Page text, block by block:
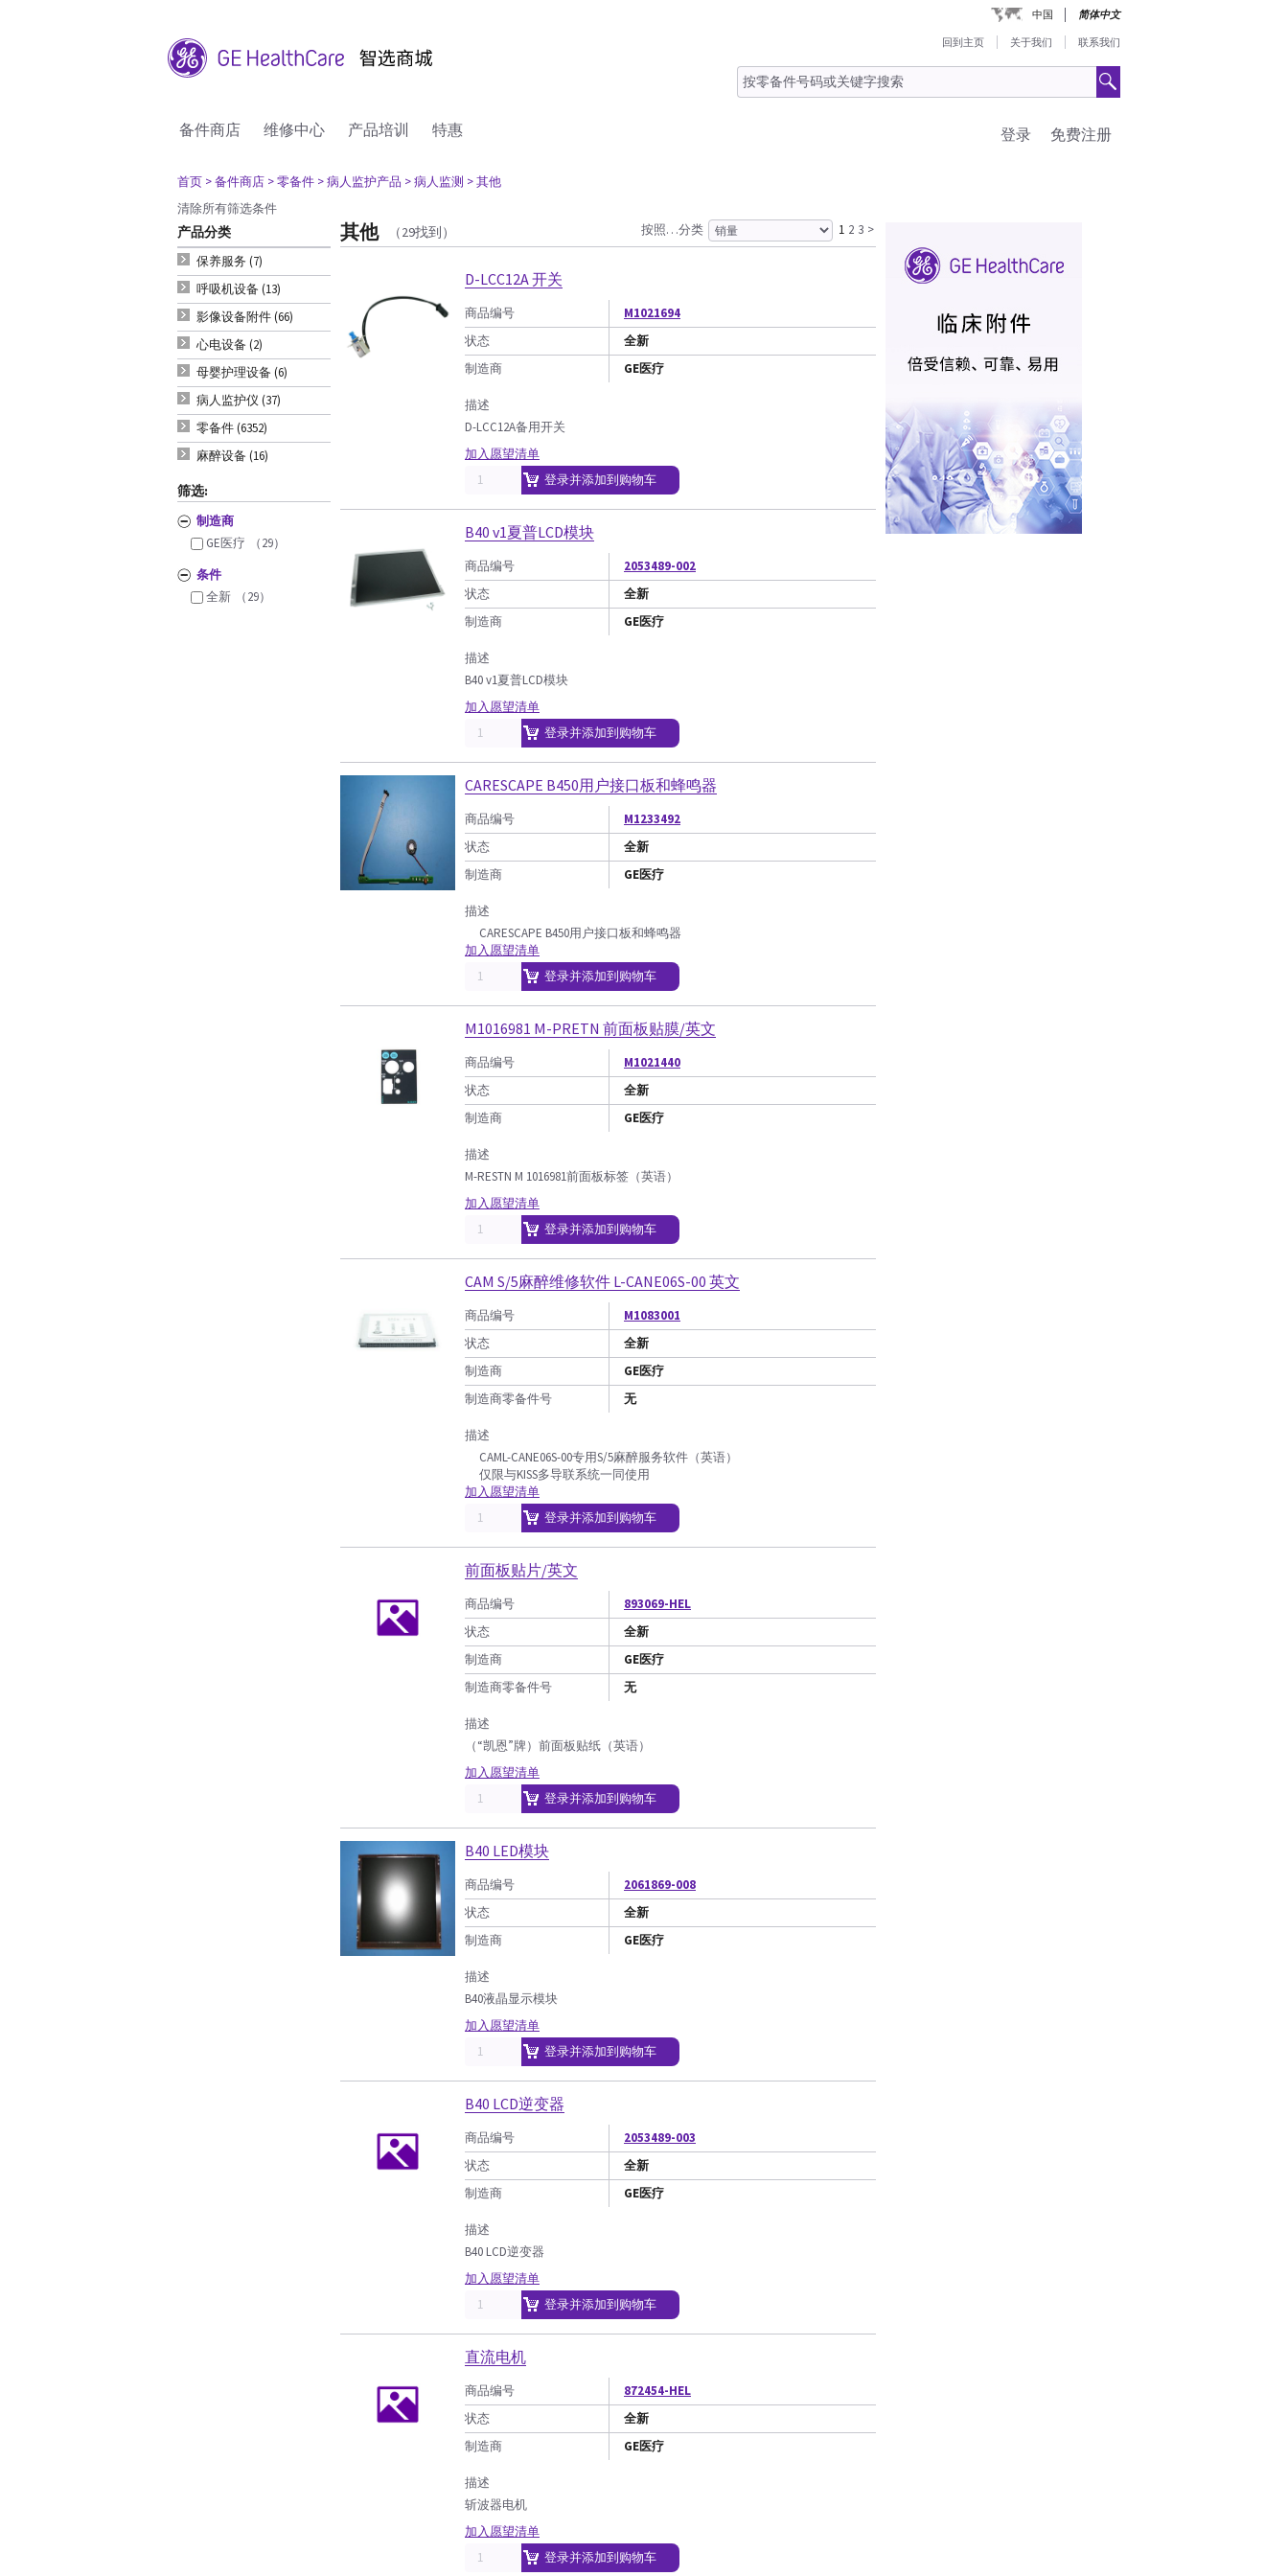
中国 简体中文
回到主页 关于我们 联系我们
备件商店 维修中心 产品培训 特惠 免费注册
登录
首页 > 备件商店 > 零备件 > 病人监护产品 > 病人监测 > 其他
清除所有筛选条件
产品分类
保养服务 (7)
呼吸机设备 (13)
影像设备附件 (66)
心电设备 (2)
母婴护理设备 (6)
病人监护仪 (37)
零备件 (6352)
麻醉设备 (16)
筛选:
制造商
GE医疗
（29）
条件
全新
（29）
其他 （29找到） 按照…分类 1 2 3 >
D-LCC12A 开关
商品编号
M1021694
状态
全新
制造商
GE医疗
描述
D-LCC12A备用开关
加入愿望清单
登录并添加到购物车
B40 v1夏普LCD模块
商品编号
2053489-002
状态
全新
制造商
GE医疗
描述
B40 v1夏普LCD模块
加入愿望清单
登录并添加到购物车
CARESCAPE B450用户接口板和蜂鸣器
商品编号
M1233492
状态
全新
制造商
GE医疗
描述
CARESCAPE B450用户接口板和蜂鸣器
加入愿望清单
登录并添加到购物车
M1016981 M-PRETN 前面板贴膜/英文
商品编号
M1021440
状态
全新
制造商
GE医疗
描述
M-RESTN M 1016981前面板标签（英语）
加入愿望清单
登录并添加到购物车
CAM S/5麻醉维修软件 L-CANE06S-00 英文
商品编号
M1083001
状态
全新
制造商
GE医疗
制造商零备件号
无
描述
CAML-CANE06S-00专用S/5麻醉服务软件（英语）
仅限与KISS多导联系统一同使用
加入愿望清单
登录并添加到购物车
前面板贴片/英文
商品编号
893069-HEL
状态
全新
制造商
GE医疗
制造商零备件号
无
描述
（“凯恩”牌）前面板贴纸（英语）
加入愿望清单
登录并添加到购物车
B40 LED模块
商品编号
2061869-008
状态
全新
制造商
GE医疗
描述
B40液晶显示模块
加入愿望清单
登录并添加到购物车
B40 LCD逆变器
商品编号
2053489-003
状态
全新
制造商
GE医疗
描述
B40 LCD逆变器
加入愿望清单
登录并添加到购物车
直流电机
商品编号
872454-HEL
状态
全新
制造商
GE医疗
描述
斩波器电机
加入愿望清单
登录并添加到购物车